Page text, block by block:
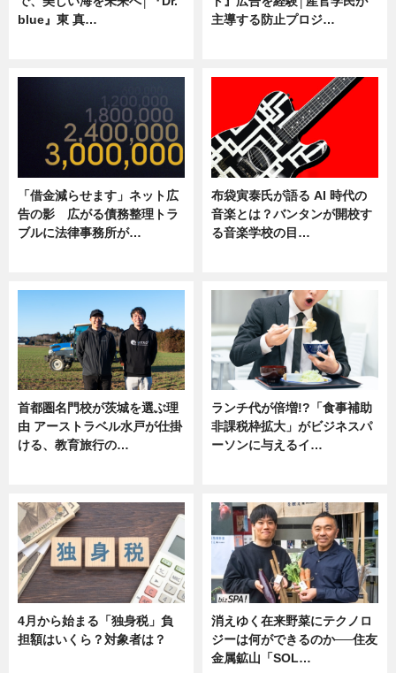
blue』東 真…
主導する防止プロジ…
「借金減らせます」ネット広
告の影 広がる債務整理トラ
ブルに法律事務所が…
布袋寅泰氏が語る AI 時代の
音楽とは？バンタンが開校す
る音楽学校の目…
首都圏名門校が茨城を選ぶ理
由 アーストラベル水戸が仕掛
ける、教育旅行の…
ランチ代が倍増!?「食事補助
非課税枠拡大」がビジネスパ
ーソンに与えるイ…
4月から始まる「独身税」負
担額はいくら？対象者は？
消えゆく在来野菜にテクノロ
ジーは何ができるのか──住友
金属鉱山「SOL…